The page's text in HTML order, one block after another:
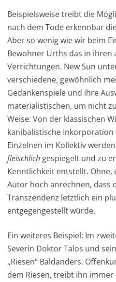
Beispielsweise treibt die
nach dem Tode erkennbar
Aber so wenig wie wir beim
Bewohner Urths das in ihren
Verrichtungen. New Sun
verschiedene, gewöhnlich
Gedankenspiele und ihre
materialistischen, um nicht
Weise: Von der klassischen
kanibalistische Inkorporation
Einzelnen im Kollektiv
fleischlich gespiegelt und zu
Kenntlichkeit entstellt. Ohne,
Autor hoch anrechnen, dass
Transzendenz letztlich ein
entgegengestellt würde.
Ein weiteres Beispiel: Im
Severin Doktor Talos und
„Riesen“ Baldanders.
dem Riesen, treibt ihn